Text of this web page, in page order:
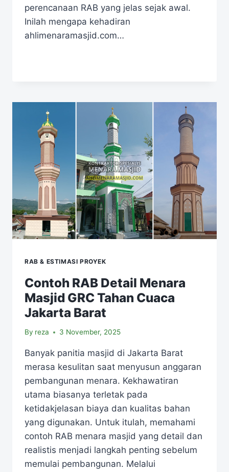
perencanaan RAB yang jelas sejak awal.
Inilah mengapa kehadiran
ahlimenaramasjid.com…
RAB & ESTIMASI PROYEK
Contoh RAB Detail Menara
Masjid GRC Tahan Cuaca
Jakarta Barat
By reza 3 November, 2025
Banyak panitia masjid di Jakarta Barat
merasa kesulitan saat menyusun anggaran
pembangunan menara. Kekhawatiran
utama biasanya terletak pada
ketidakjelasan biaya dan kualitas bahan
yang digunakan. Untuk itulah, memahami
contoh RAB menara masjid yang detail dan
realistis menjadi langkah penting sebelum
memulai pembangunan. Melalui